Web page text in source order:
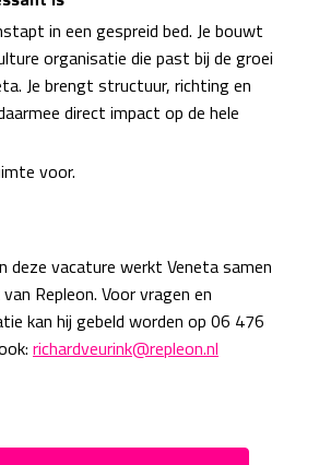
in een gespreid bed. Je bouwt
organisatie die past bij de groei
Je brengt structuur, richting en
direct impact op de hele
voor.
deze vacature werkt Veneta samen
Repleon. Voor vragen en
kan hij gebeld worden op 06 476
richardveurink@repleon.nl